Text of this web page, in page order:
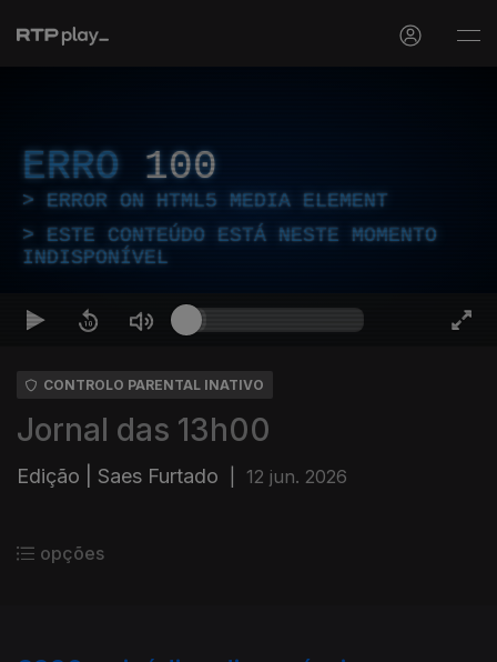
ERRO 100
ERROR ON HTML5 MEDIA ELEMENT
ESTE CONTEÚDO ESTÁ NESTE MOMENTO
INDISPONÍVEL
CONTROLO PARENTAL INATIVO
Jornal das 13h00
Edição | Saes Furtado 12 jun. 2026
opções